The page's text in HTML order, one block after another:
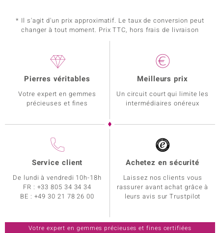
* Il s'agit d'un prix approximatif. Le taux de conversion peut
changer à tout moment. Prix TTC, hors frais de livraison
Pierres véritables
Votre expert en gemmes
précieuses et fines
Meilleurs prix
Un circuit court qui limite les
intermédiaires onéreux
Service client
De lundi à vendredi 10h-18h
FR : +33 805 34 34 34
BE : +49 30 21 78 26 00
Achetez en sécurité
Laissez nos clients vous
rassurer avant achat grâce à
leurs avis sur Trustpilot
Votre expert en gemmes précieuses et fines certifiées